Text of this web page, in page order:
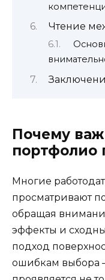
Чтение
Почему
портфолио
Многие
просматривают
обращая
эффекты и
подход
ошибкам выбора